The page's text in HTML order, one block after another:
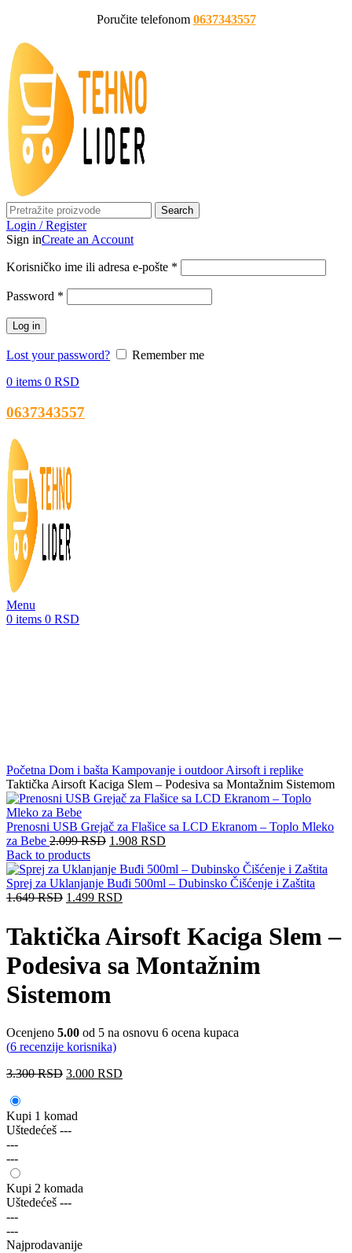
Poručite telefonom 0637343557
Search
Login / Register
Sign inCreate an Account
Korisničko ime ili adresa e-pošte *
Password *
Log in
Lost your password?
Remember me
0 items 0 RSD
0637343557
Menu
0 items 0 RSD
Početna Dom i bašta Kampovanje i outdoorAirsoft i replike
Taktička Airsoft Kaciga Slem – Podesiva sa Montažnim Sistemom
Prenosni USB Grejač za Flašice sa LCD Ekranom – Toplo Mleko
za Bebe 2.099RSD 1.908 RSD
Back to products
Sprej za Uklanjanje Buđi 500ml – Dubinsko Čišćenje i Zaštita
1.649RSD 1.499 RSD
Taktička Airsoft Kaciga Slem –
Podesiva sa Montažnim
Sistemom
Ocenjeno 5.00 od 5 na osnovu 6 ocena kupaca
(6 recenzije korisnika)
3.300RSD 3.000 RSD
Kupi 1 komad
Uštedećeš ---
---
---
Kupi 2 komada
Uštedećeš ---
---
---
Najprodavanije